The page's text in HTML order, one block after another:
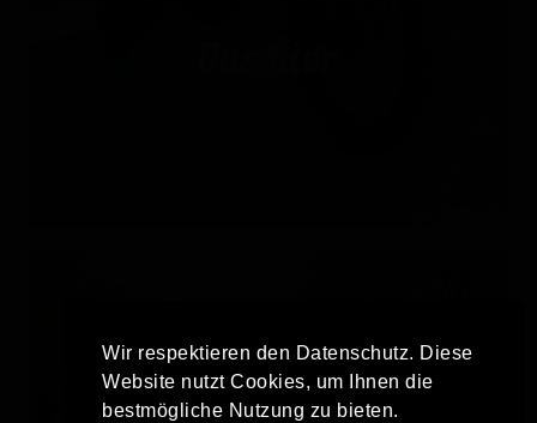
Wir respektieren den Datenschutz. Diese
Website nutzt Cookies, um Ihnen die
bestmögliche Nutzung zu bieten.